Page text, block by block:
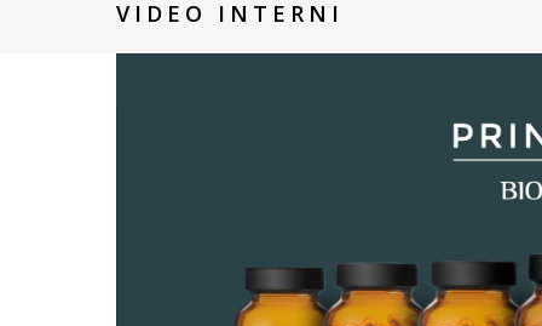
VIDEO INTERNI